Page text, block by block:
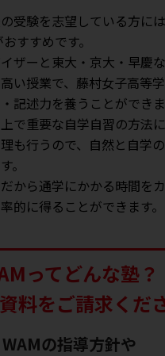
受験を志望している方に
すすめです。
ザーと東大・京大・早慶
い授業で、藤村女子高等
記述力を養うことができま
で重要な自学自習の方法
も行うので、自然と自学
。
から通学にかかる時間を
的に得ることができます。
ってどんな塾？
料をご請求くだ
WAMの指導方針や